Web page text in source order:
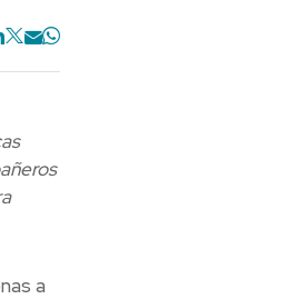
a